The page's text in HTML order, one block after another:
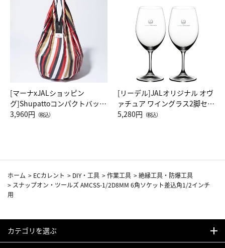
[マーナxJALショッピン
グ]Shupattoコンパクトバッグ
Drop JAL客室乗務員（LC）ス
3,960円 （税込）
[リーデル]JALオリジナル オヴ
ァチュア ワイングラス2脚セッ
ト（レッドワイン）
5,280円 （税込）
ホーム > ECカレント > DIY・工具 >作業工具 >絶縁工具・防爆工具
> スナップオン・ツールズ AMCSS-1/2D8MM 6角ソケット差込角1/2インチ
用
カテゴリを選ぶ